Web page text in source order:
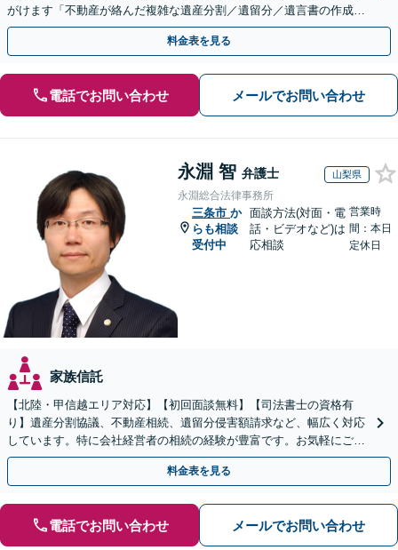
がけます「不動産が絡んだ複雑な遺産分割／遺留分／遺言書の作成・
執行／事業承継など、お任せください」【休日相談あり】
料金表を見る
電話でお問い合わせ メールでお問い合わせ
永淵 智 弁護士 山梨県
永淵総合法律事務所
三条市 か
らも相談
受付中
面談方法(対面・電
話・ビデオなど)は
応相談
営業時
間：本日
定休日
家族信託
【北陸・甲信越エリア対応】【初回面談無料】【司法書士の資格有
り】遺産分割協議、不動産相続、遺留分侵害額請求など、幅広く対応
しています。特に会社経営者の相続の経験が豊富です。お気軽にご相
談ください。【休日・夜間面談可】【オンライン面談可】
料金表を見る
電話でお問い合わせ メールでお問い合わせ